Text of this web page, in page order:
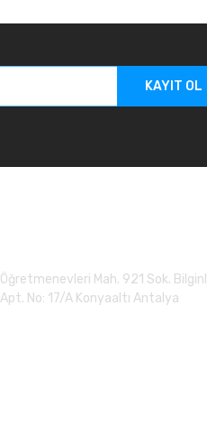
KAYIT OL
Öğretmenevleri Mah. 921 Sok.
Apt. No: 17/A Konyaaltı Antalya